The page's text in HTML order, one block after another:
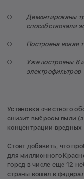
Демонтированы
способствовали
Построена новая
Уже построены 8
электрофильтров
Установка очистного
снизит выбросы пыли
концентрации вредных
Стоит добавить, что
для миллионного
город в числе еще 12
страны вошел в